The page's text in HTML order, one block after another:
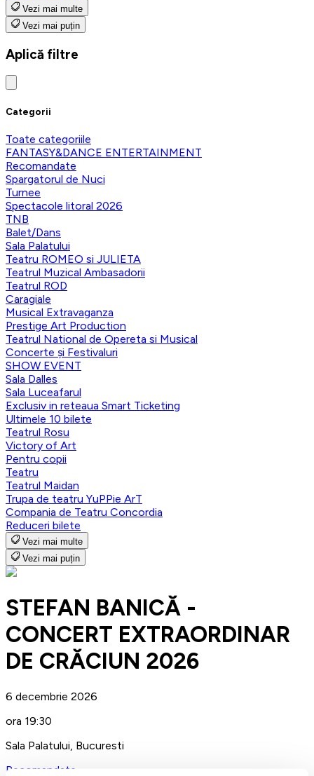
Vezi mai multe
Vezi mai puțin
Aplică filtre
Categorii
Toate categoriile
FANTASY&DANCE ENTERTAINMENT
Recomandate
Spargatorul de Nuci
Turnee
Spectacole litoral 2026
TNB
Balet/Dans
Sala Palatului
Teatru ROMEO si JULIETA
Teatrul Muzical Ambasadorii
Teatrul ROD
Caragiale
Musical Extravaganza
Prestige Art Production
Teatrul National de Opereta si Musical
Concerte și Festivaluri
SHOW EVENT
Sala Dalles
Sala Luceafarul
Exclusiv in reteaua Smart Ticketing
Ultimele 10 bilete
Teatrul Rosu
Victory of Art
Pentru copii
Teatru
Teatrul Maidan
Trupa de teatru YuPPie ArT
Compania de Teatru Concordia
Reduceri bilete
Vezi mai multe
Vezi mai puțin
STEFAN BANICĂ -
CONCERT EXTRAORDINAR
DE CRĂCIUN 2026
6 decembrie 2026
ora 19:30
Sala Palatului, Bucuresti
Recomandate